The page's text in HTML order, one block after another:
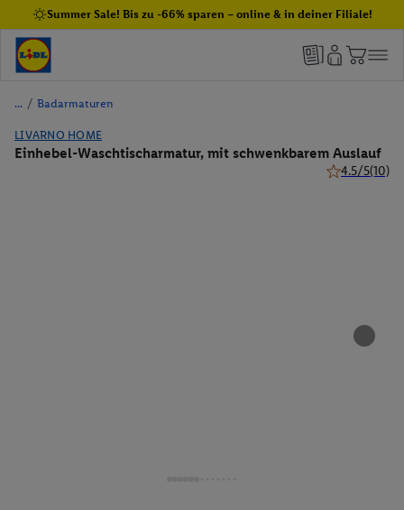
Summer Sale! Bis zu -66% sparen – online & in deiner Filiale!
/ Badarmaturen
LIVARNO HOME
Einhebel-Waschtischarmatur, mit schwenkbarem Auslauf
4.5/5(10)